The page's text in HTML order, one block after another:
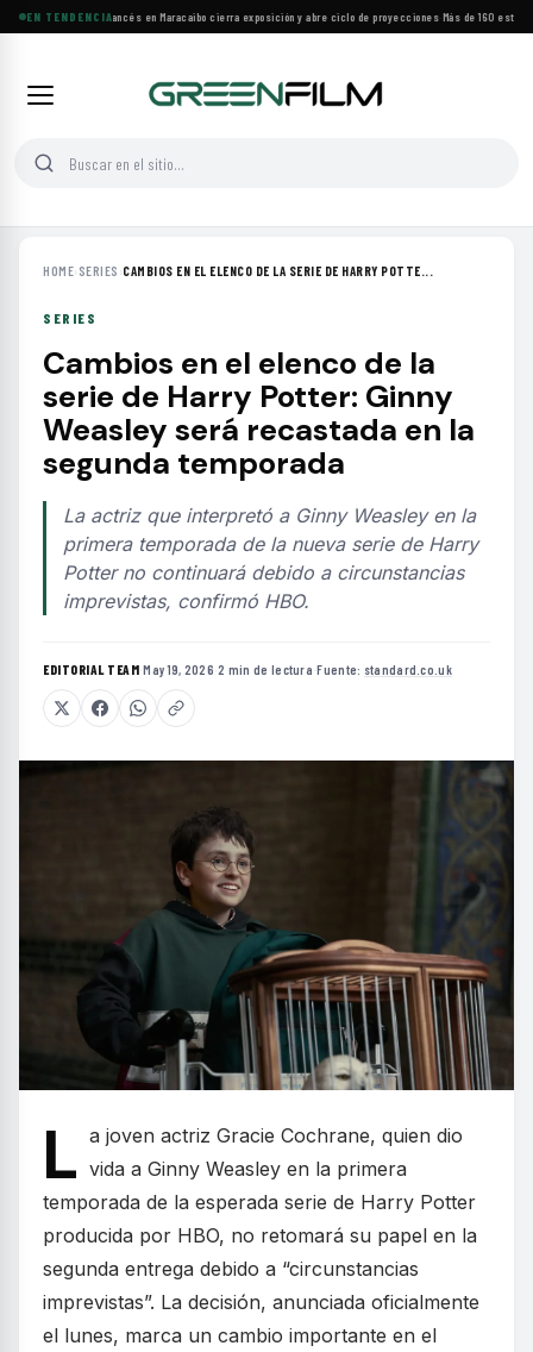
EN TENDENCIA
Festival de Cine Francés en Maracaibo cierra exposición y abre ciclo de proyecciones·Más de 160
HOME› SERIES ›CAMBIOS EN EL ELENCO DE LA SERIE DE HARRY POTTE...
SERIES
Cambios en el elenco de la
serie de Harry Potter: Ginny
Weasley será recastada en la
segunda temporada
La actriz que interpretó a Ginny Weasley en la
primera temporada de la nueva serie de Harry
Potter no continuará debido a circunstancias
imprevistas, confirmó HBO.
EDITORIAL TEAM·May 19, 2026·2 min de lectura·Fuente: standard.co.uk
L a joven actriz Gracie Cochrane, quien dio
vida a Ginny Weasley en la primera
temporada de la esperada serie de Harry Potter
producida por HBO, no retomará su papel en la
segunda entrega debido a “circunstancias
imprevistas”. La decisión, anunciada oficialmente
el lunes, marca un cambio importante en el